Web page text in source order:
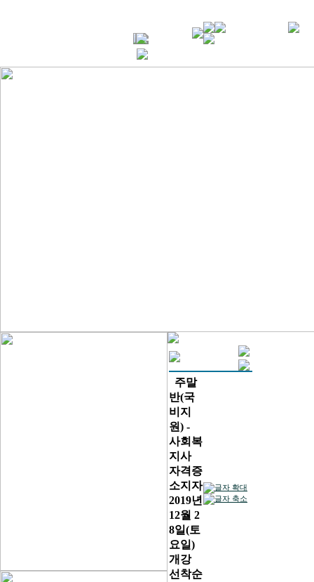
주말
반(국
비지
원) -
사회복
지사
자격증
소지자
2019년
12월 2
8일(토
요일)
개강
선착순